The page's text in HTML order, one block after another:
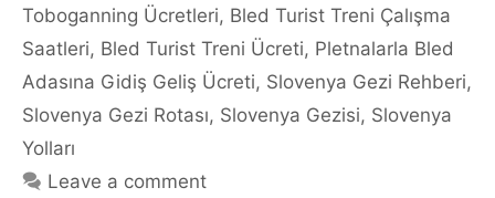
Toboganning Ücretleri, Bled Turist Treni Çalışma
Saatleri, Bled Turist Treni Ücreti, Pletnalarla Bled
Adasına Gidiş Geliş Ücreti, Slovenya Gezi Rehberi,
Slovenya Gezi Rotası, Slovenya Gezisi, Slovenya
Yolları
Leave a comment